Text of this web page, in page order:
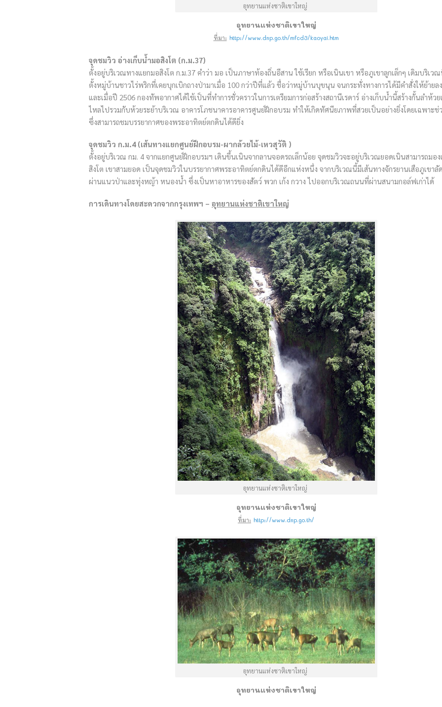
อุทยานแห่งชาติเขาใหญ่
อุทยานแห่งชาติเขาใหญ่
ที่มา: http://www.dnp.go.th/mfcd3/kaoyai.htm
จุดชมวิว อ่างเก็บน้ำมอสิงโต (ก.ม.37)
ตั้งอยู่บริเวณทางแยกมอสิงโต ก.ม.37 คำว่า มอ เป็นภาษาท้องถิ่นอีสาน ใช้เรียก หรือเนินเขา หรือภูเขาลูกเล็กๆ เดิมบริเว
ตั้งหมู่บ้านชาวไร่พริกที่เคยบุกเบิกถางป่ามาเมื่อ 100 กว่าปีที่แล้ว ชื่อว่าหมู่บ้านบุขนุน จนกระทั่งทางการได้มีคำสั่งให้ย้ายล
และเมื่อปี 2506 กองทัพอากาศได้ใช้เป็นที่ทำการชั่วคราวในการเตรียมการก่อสร้างสถานีเรดาร์ อ่างเก็บน้ำนี้สร้างกั้นลำห้วย
ไหลไปรวมกับห้วยระย้าบริเวณ อาคารโภชนาคารอาคารศูนย์ฝึกอบรม ทำให้เกิดทัศนียภาพที่สวยเป็นอย่างยิ่งโดยเฉพาะช่
ซึ่งสามารถชมบรรยากาศของพระอาทิตย์ตกดินได้ดียิ่ง
จุดชมวิว ก.ม.4 (เส้นทางแยกศูนย์ฝึกอบรม-ผากล้วยไม้-เหวสุวัติ )
ตั้งอยู่บริเวณ กม. 4 จากแยกศูนย์ฝึกอบรมฯ เดินขึ้นเนินจากลานจอดรถเล็กน้อย จุดชมวิวจะอยู่บริเวณยอดเนินสามารถมอ
สิงโต เขาสามยอด เป็นจุดชมวิวในบรรยากาศพระอาทิตย์ตกดินได้ดีอีกแห่งหนึ่ง จากบริเวณนี้มีเส้นทางจักรยานเสือภูเขาลั
ผ่านแนวป่าและทุ่งหญ้า หนองน้ำ ซึ่งเป็นหาอาหารของสัตว์ พวก เก้ง กวาง ไปออกบริเวณถนนที่ผ่านสนามกอล์ฟเก่าได้
การเดินทางโดยสะดวกจากกรุงเทพฯ – อุทยานแห่งชาติเขาใหญ่
อุทยานแห่งชาติเขาใหญ่
อุทยานแห่งชาติเขาใหญ่
ที่มา: http://www.dnp.go.th/
อุทยานแห่งชาติเขาใหญ่
อุทยานแห่งชาติเขาใหญ่